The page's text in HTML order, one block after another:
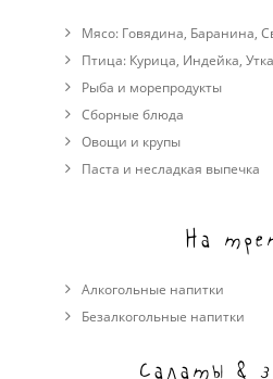
Мясо: Говядина, Баранина,
Птица: Курица, Индейка, Утка
Рыба и морепродукты
Сборные блюда
Овощи и крупы
Паста и несладкая выпечка
На
Алкогольные напитки
Безалкогольные напитки
Салаты &